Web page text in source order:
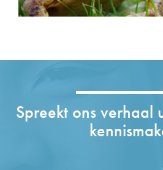
Spreekt ons verhaal